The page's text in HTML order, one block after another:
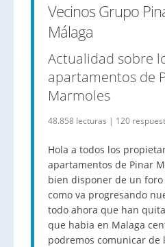
Vecinos Grupo
Málaga
Actualidad sobre
apartamentos de
Marmoles
48.858 lecturas | 120
Hola a todos los
apartamentos de Pinar
bien disponer de un
como va progresando
todo ahora que han
que habia en Malaga
podremos comunicar de